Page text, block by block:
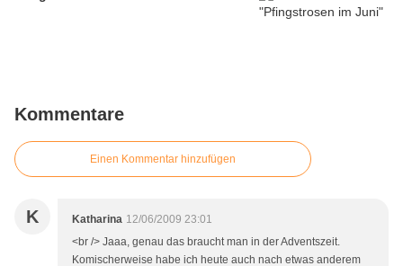
Kommentare
Einen Kommentar hinzufügen
K Katharina 12/06/2009 23:01
<br /> Jaaa, genau das braucht man in der Adventszeit.
Komischerweise habe ich heute auch nach etwas anderem